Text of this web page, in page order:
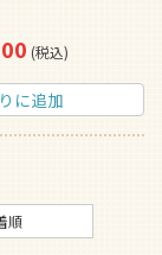
税込
に追加
順